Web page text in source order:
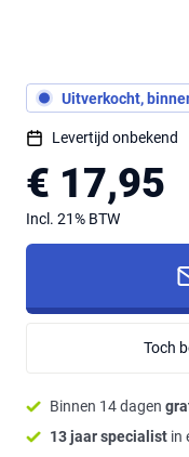
Uitverkocht,
Levertijd onbekend
€ 17,95
Incl. 21% BTW
Toch
Binnen 14 dagen
13 jaar specialist in